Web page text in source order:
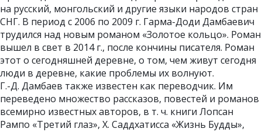
на русский, монгольский и другие языки народов стран
СНГ. В период с 2006 по 2009 г. Гарма-Доди Дамбаевич
трудился над новым романом «Золотое кольцо». Роман
вышел в свет в 2014 г., после кончины писателя. Роман
этот о сегодняшней деревне, о том, чем живут сегодня
люди в деревне, какие проблемы их волнуют.
Г.-Д. Дамбаев также известен как переводчик. Им
переведено множество рассказов, повестей и романов
всемирно известных авторов, в т. ч. книги Лопсан
Рампо «Третий глаз», Х. Саддхатисса «Жизнь Будды»,